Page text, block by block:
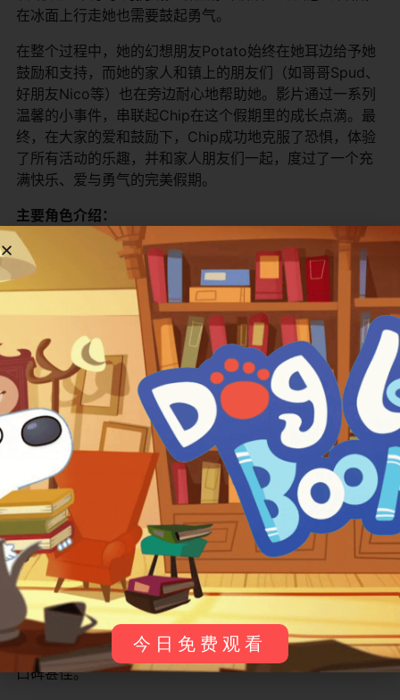
在冰面上行走她也需要鼓起勇气。
在整个过程中，她的幻想朋友Potato始终在她耳边给予她
鼓励和支持，而她的家人和镇上的朋友们（如哥哥Spud、
好朋友Nico等）也在旁边耐心地帮助她。影片通过一系列
温馨的小事件，串联起Chip在这个假期里的成长点滴。最
终，在大家的爱和鼓励下，Chip成功地克服了恐惧，体验
了所有活动的乐趣，并和家人朋友们一起，度过了一个充
满快乐、爱与勇气的完美假期。
​主要角色介绍：​
角色名 物种/关系 角色简介
​Chip​ 小巴哥犬/主角 一只善良、可爱
熊猫玩偶/Chip的幻想朋友 一只黑白相间的
​妈妈 (Mom)​ 巴哥犬/Chip的妈妈 一位充满耐心和
​爸爸 (Dad)​ 巴哥犬/Chip的爸爸 一位有趣且充满
​Spud​ 巴哥犬/Chip的哥哥 Chip的哥哥，性
​Nico​ 小猫/Chip的好朋友 一只可爱的小猫
观众反馈与影响
《Chip and Potato: Chip's Holiday》自播出以来，收获
了极其积极的观众反馈，尤其是在学龄前儿童家长群体中
口碑甚佳。
今日免费观看